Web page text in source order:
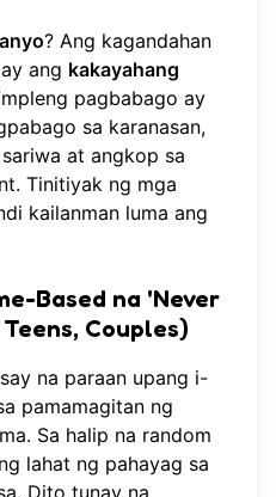
anyo? Ang kagandahan
ang kakayahang
pagbabago ay
sa karanasan,
at angkop sa
Tinitiyak ng mga
kailanman luma ang
Based na 'Never
Couples)
na paraan upang i-
pamamagitan ng
Sa halip na random
lahat ng pahayag sa